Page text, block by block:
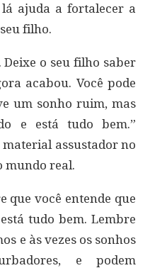
ajuda a fortalecer a
filho.
o seu filho saber
acabou. Você pode
um sonho ruim, mas
e está tudo bem.”
assustador no
mundo real.
que você entende que
tudo bem. Lembre
e às vezes os sonhos
e podem